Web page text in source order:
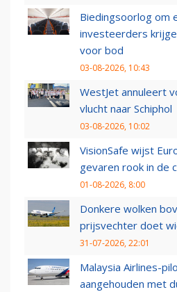
Biedingsoorlog om
investeerders
voor bod
03-08-2026, 10:43
WestJet annuleert
vlucht naar Schiphol
03-08-2026, 10:02
VisionSafe wijst
gevaren rook in de
01-08-2026, 8:00
Donkere wolken
prijsvechter doet
31-07-2026, 22:01
Malaysia Airlines-
aangehouden met